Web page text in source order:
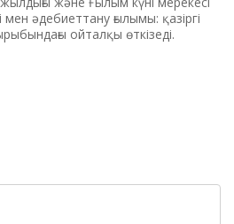
мен əдебиеттану ғылымы: қазіргі
ойталқы өткізеді.